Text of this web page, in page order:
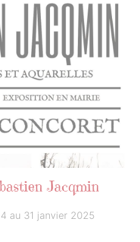
Jacqmin
au 31 janvier 2025